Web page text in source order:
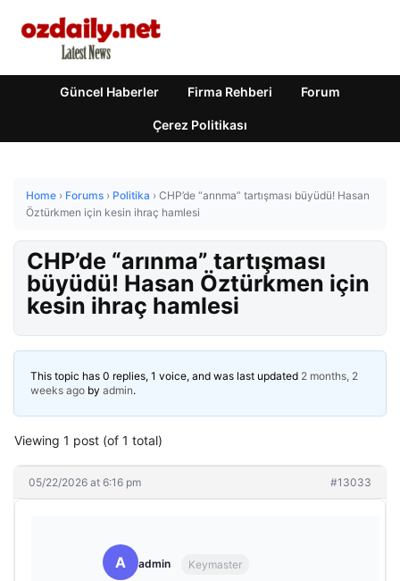
Güncel Haberler Firma Rehberi Forum
Çerez Politikası
Home › Forums › Politika › CHP’de “arınma” tartışması büyüdü! Hasan
Öztürkmen için kesin ihraç hamlesi
CHP’de “arınma” tartışması
büyüdü! Hasan Öztürkmen için
kesin ihraç hamlesi
This topic has 0 replies, 1 voice, and was last updated 2 months, 2
weeks ago by admin.
Viewing 1 post (of 1 total)
05/22/2026 at 6:16 pm #13033
A admin Keymaster